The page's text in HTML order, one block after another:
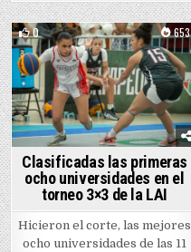
0
653
Posted in
Clasificadas las primeras
ocho universidades en el
torneo 3×3 de la LAI
Hicieron el corte, las mejores
ocho universidades de las 11